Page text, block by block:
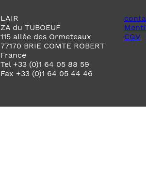
LAIR
ZA du TUBOEUF
115 allée des Ormeteaux
77170 BRIE COMTE ROBERT
France
Tel +33 (0)1 64 05 88 59
Fax +33 (0)1 64 05 44 46
CGV